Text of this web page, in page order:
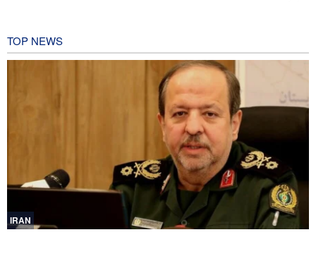
TOP NEWS
IRAN